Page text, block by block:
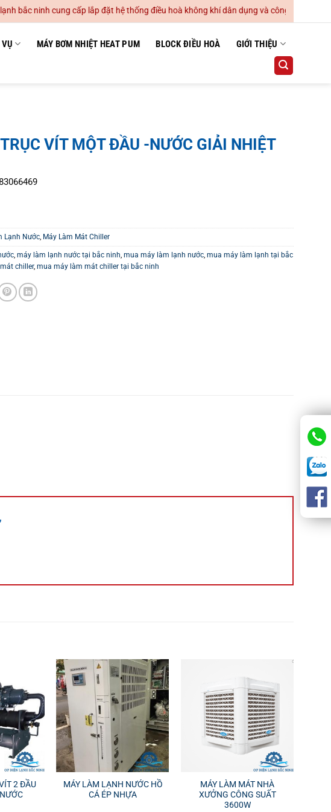
bắc ninh cung cấp lắp đặt hệ thống điều hoà không khí dân dụng và công nghiệp
MÁY BƠM NHIỆT HEAT PUM BLOCK ĐIỀU HOÀ GIỚI THIỆU
VÍT MỘT ĐẦU -NƯỚC GIẢI NHIỆT
Lạnh Nước, Máy Làm Mát Chiller
, máy làm lạnh nước tại bắc ninh, mua máy làm lạnh nước, mua máy làm lạnh tại bắc
chiller, mua máy làm mát chiller tại bắc ninh
2 ĐẦU
MÁY LÀM LẠNH NƯỚC HỒ
CÁ ÉP NHỰA
MÁY LÀM MÁT NHÀ
XƯỞNG CÔNG SUẤT
3600W